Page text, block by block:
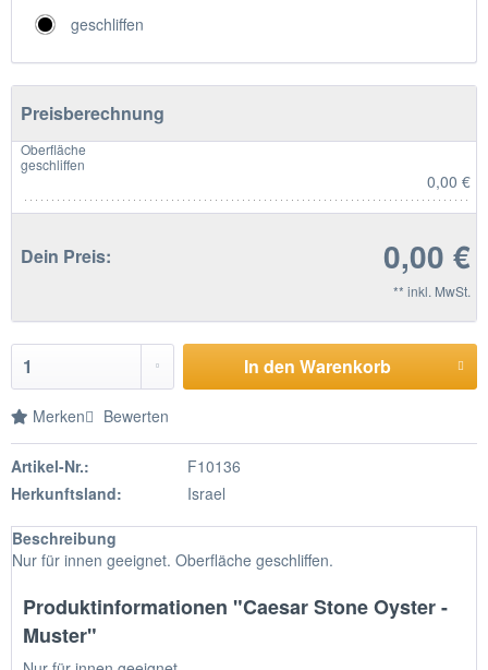
geschliffen
Preisberechnung
Oberfläche
geschliffen
0,00 €
Dein Preis: 0,00 €
** inkl. MwSt.
In den Warenkorb
Merken Bewerten
Artikel-Nr.:
F10136
Herkunftsland:
Israel
Beschreibung
Nur für innen geeignet. Oberfläche geschliffen.
Produktinformationen "Caesar Stone Oyster -
Muster"